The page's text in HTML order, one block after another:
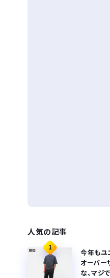
人気の記事
1
今年もユ
オーバー
な、マジ